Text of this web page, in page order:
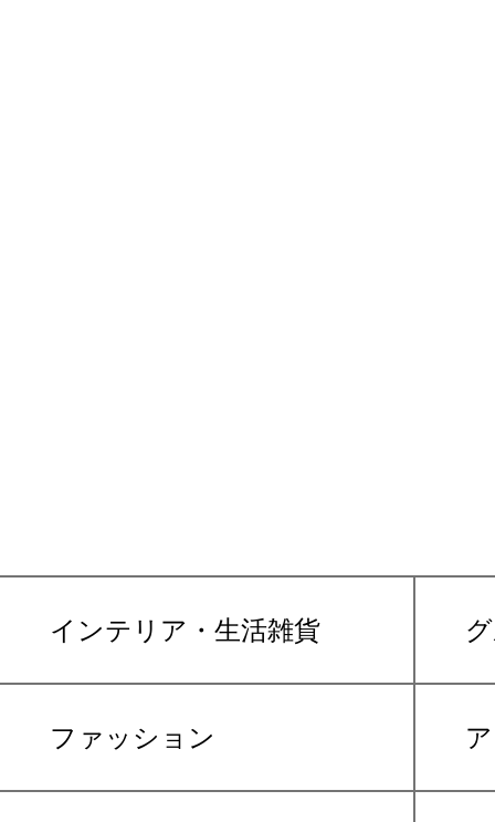
インテリア・生活雑貨
ファッション